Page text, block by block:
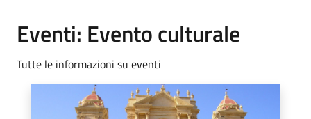
Eventi: Evento culturale
Tutte le informazioni su eventi